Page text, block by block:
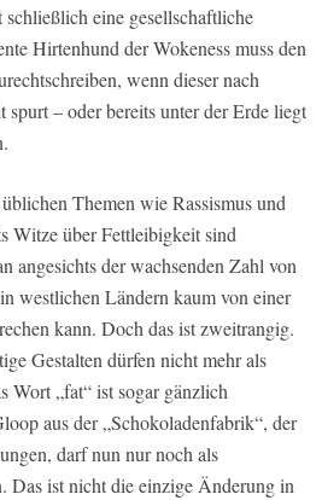
eine gesellschaftliche
Hirtenhund der Wokeness muss den
wenn dieser nach
– oder bereits unter der Erde liegt
Themen wie Rassismus und
Witze über Fettleibigkeit sind
angesichts der wachsenden Zahl von
westlichen Ländern kaum von einer
kann. Doch das ist zweitrangig.
Gestalten dürfen nicht mehr als
Wort „fat“ ist sogar gänzlich
aus der „Schokoladenfabrik“, der
darf nun nur noch als
Das ist nicht die einzige Änderung in